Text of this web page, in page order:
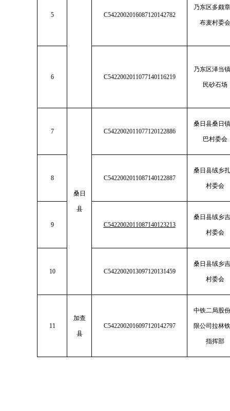
5 C5422002016087120142782
乃东区多颇
布麦村委会
6 C5422002011077140116219
乃东区泽当
民砂石场
7
桑日
县
C5422002011077120122886
桑日县桑日
巴村委会
8 C5422002011087140122887
桑日县绒乡
村委会
9 C5422002011087140123213
桑日县绒乡
村委会
10 C5422002013097120131459
桑日县绒乡
村委会
11
加查
县
C5422002016097120142797
中铁二局股
限公司拉林
指挥部